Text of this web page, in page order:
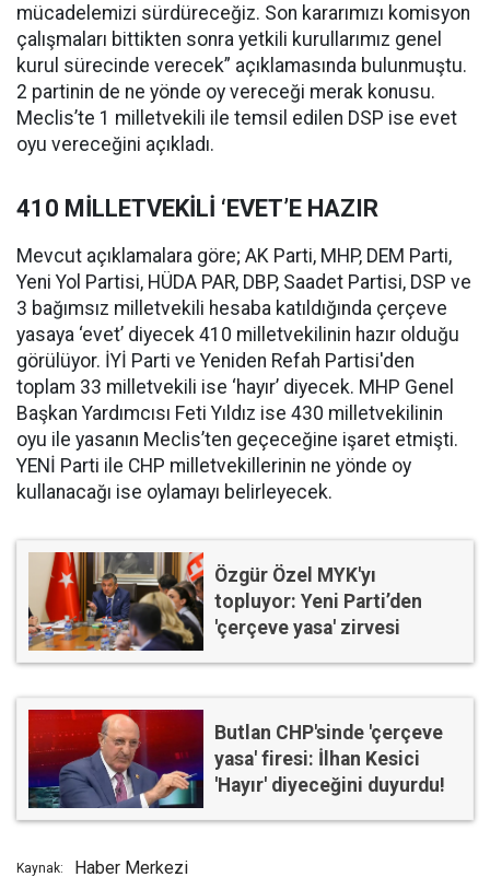
mücadelemizi sürdüreceğiz. Son kararımızı komisyon
çalışmaları bittikten sonra yetkili kurullarımız genel
kurul sürecinde verecek” açıklamasında bulunmuştu.
2 partinin de ne yönde oy vereceği merak konusu.
Meclis’te 1 milletvekili ile temsil edilen DSP ise evet
oyu vereceğini açıkladı.
410 MİLLETVEKİLİ ‘EVET’E HAZIR
Mevcut açıklamalara göre; AK Parti, MHP, DEM Parti,
Yeni Yol Partisi, HÜDA PAR, DBP, Saadet Partisi, DSP ve
3 bağımsız milletvekili hesaba katıldığında çerçeve
yasaya ‘evet’ diyecek 410 milletvekilinin hazır olduğu
görülüyor. İYİ Parti ve Yeniden Refah Partisi'den
toplam 33 milletvekili ise ‘hayır’ diyecek. MHP Genel
Başkan Yardımcısı Feti Yıldız ise 430 milletvekilinin
oyu ile yasanın Meclis’ten geçeceğine işaret etmişti.
YENİ Parti ile CHP milletvekillerinin ne yönde oy
kullanacağı ise oylamayı belirleyecek.
Özgür Özel MYK'yı
topluyor: Yeni Parti’den
'çerçeve yasa' zirvesi
Butlan CHP'sinde 'çerçeve
yasa' firesi: İlhan Kesici
'Hayır' diyeceğini duyurdu!
Kaynak: Haber Merkezi